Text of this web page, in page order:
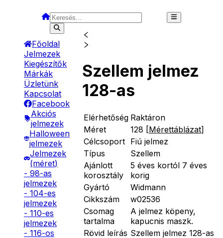
Főoldal
Jelmezek
Kiegészítők
Márkák
Üzletünk
Kapcsolat
Facebook
Akciós
jelmezek
Halloween
jelmezek
Jelmezek
(méret)
- 98-as
jelmezek
- 104-es
jelmezek
- 110-es
jelmezek
- 116-os
Szellem jelmez
128-as
Elérhetőség Raktáron
Méret
128 [Mérettáblázat]
Célcsoport Fiú jelmez
Típus
Szellem
Ajánlott
korosztály
5 éves kortól 7 éves
korig
Gyártó
Widmann
Cikkszám
w02536
Csomag
tartalma
A jelmez köpeny,
kapucnis maszk.
Rövid leírás Szellem jelmez 128-as